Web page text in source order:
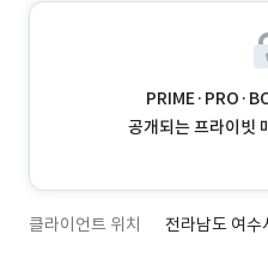
공개되는 프라이빗
클라이언트 위치 전라남도 여수